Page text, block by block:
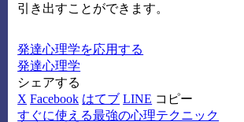
引き出すことができます。
発達心理学を応用する
発達心理学
シェアする
X Facebook はてブ LINE コピー
すぐに使える最強の心理テクニック